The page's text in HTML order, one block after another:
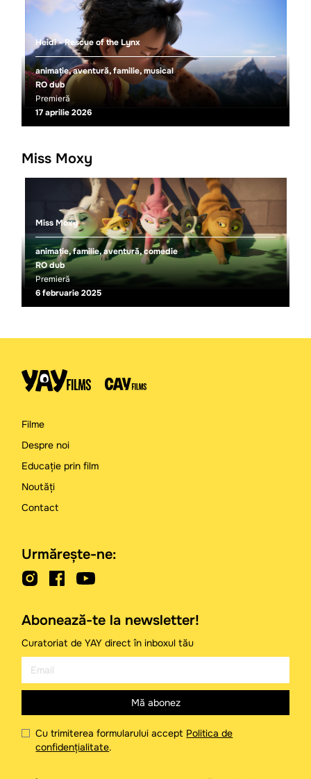
Heidi - Rescue of the Lynx
animație, aventură, familie, musical
RO dub
Premieră
17 aprilie 2026
Miss Moxy
Miss Moxy
animație, familie, aventură, comedie
RO dub
Premieră
6 februarie 2025
Urmărește-ne:
Abonează-te la newsletter!
Curatoriat de YAY direct în inboxul tău
Cu trimiterea formularului accept Politica de
confidențialitate.
Filme
Despre noi
Educație prin film
Noutăți
Contact